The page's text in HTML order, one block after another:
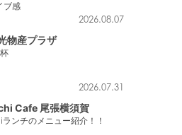
ブ感
2026.08.07
物産プラザ
2026.07.31
Cafe 尾張横須賀
ンチのメニュー紹介！！